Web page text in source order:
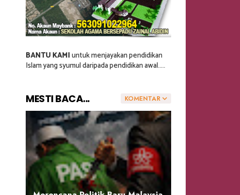
BANTU KAMIuntuk menjayakan pendidikan
Islam yang syumul daripada pendidikan awal.....
KOMENTAR
MESTI BACA...